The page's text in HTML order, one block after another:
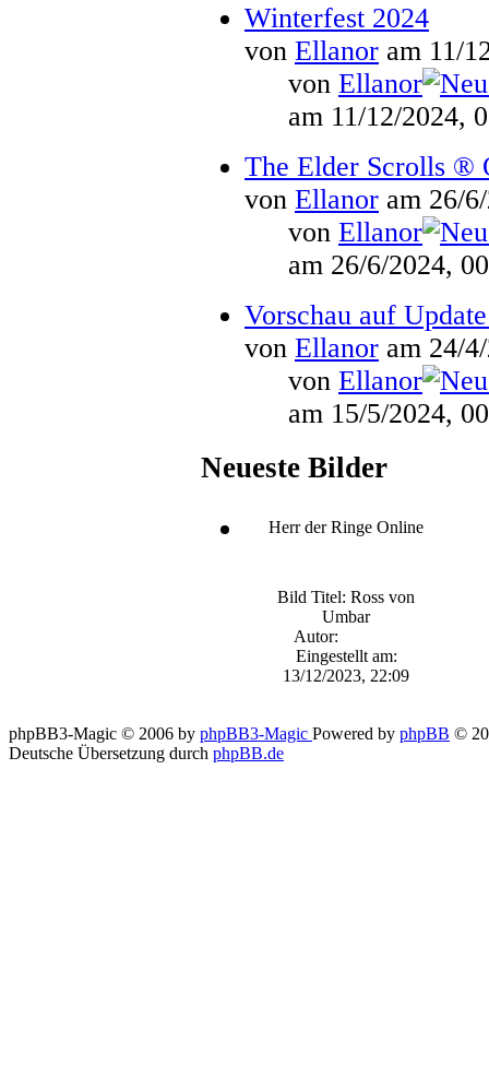
Winterfest 2024
von Ellanor am 11/
von Ellanor
am 11/12/2024,
The Elder Scrolls ®
von Ellanor am 26/
von Ellanor
am 26/6/2024,
Vorschau auf
von Ellanor am 24/
von Ellanor
am 15/5/2024,
Neueste Bilder
Herr der Ringe Online
Bild Titel: Ross von
Umbar
Autor:
Eingestellt am:
13/12/2023, 22:09
phpBB3-Magic © 2006 by phpBB3-Magic Powered by phpBB ©
Deutsche Übersetzung durch phpBB.de